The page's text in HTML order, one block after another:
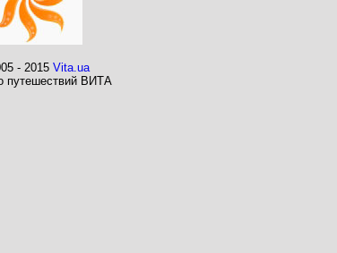
- 2015 Vita.ua
путешествий ВИТА